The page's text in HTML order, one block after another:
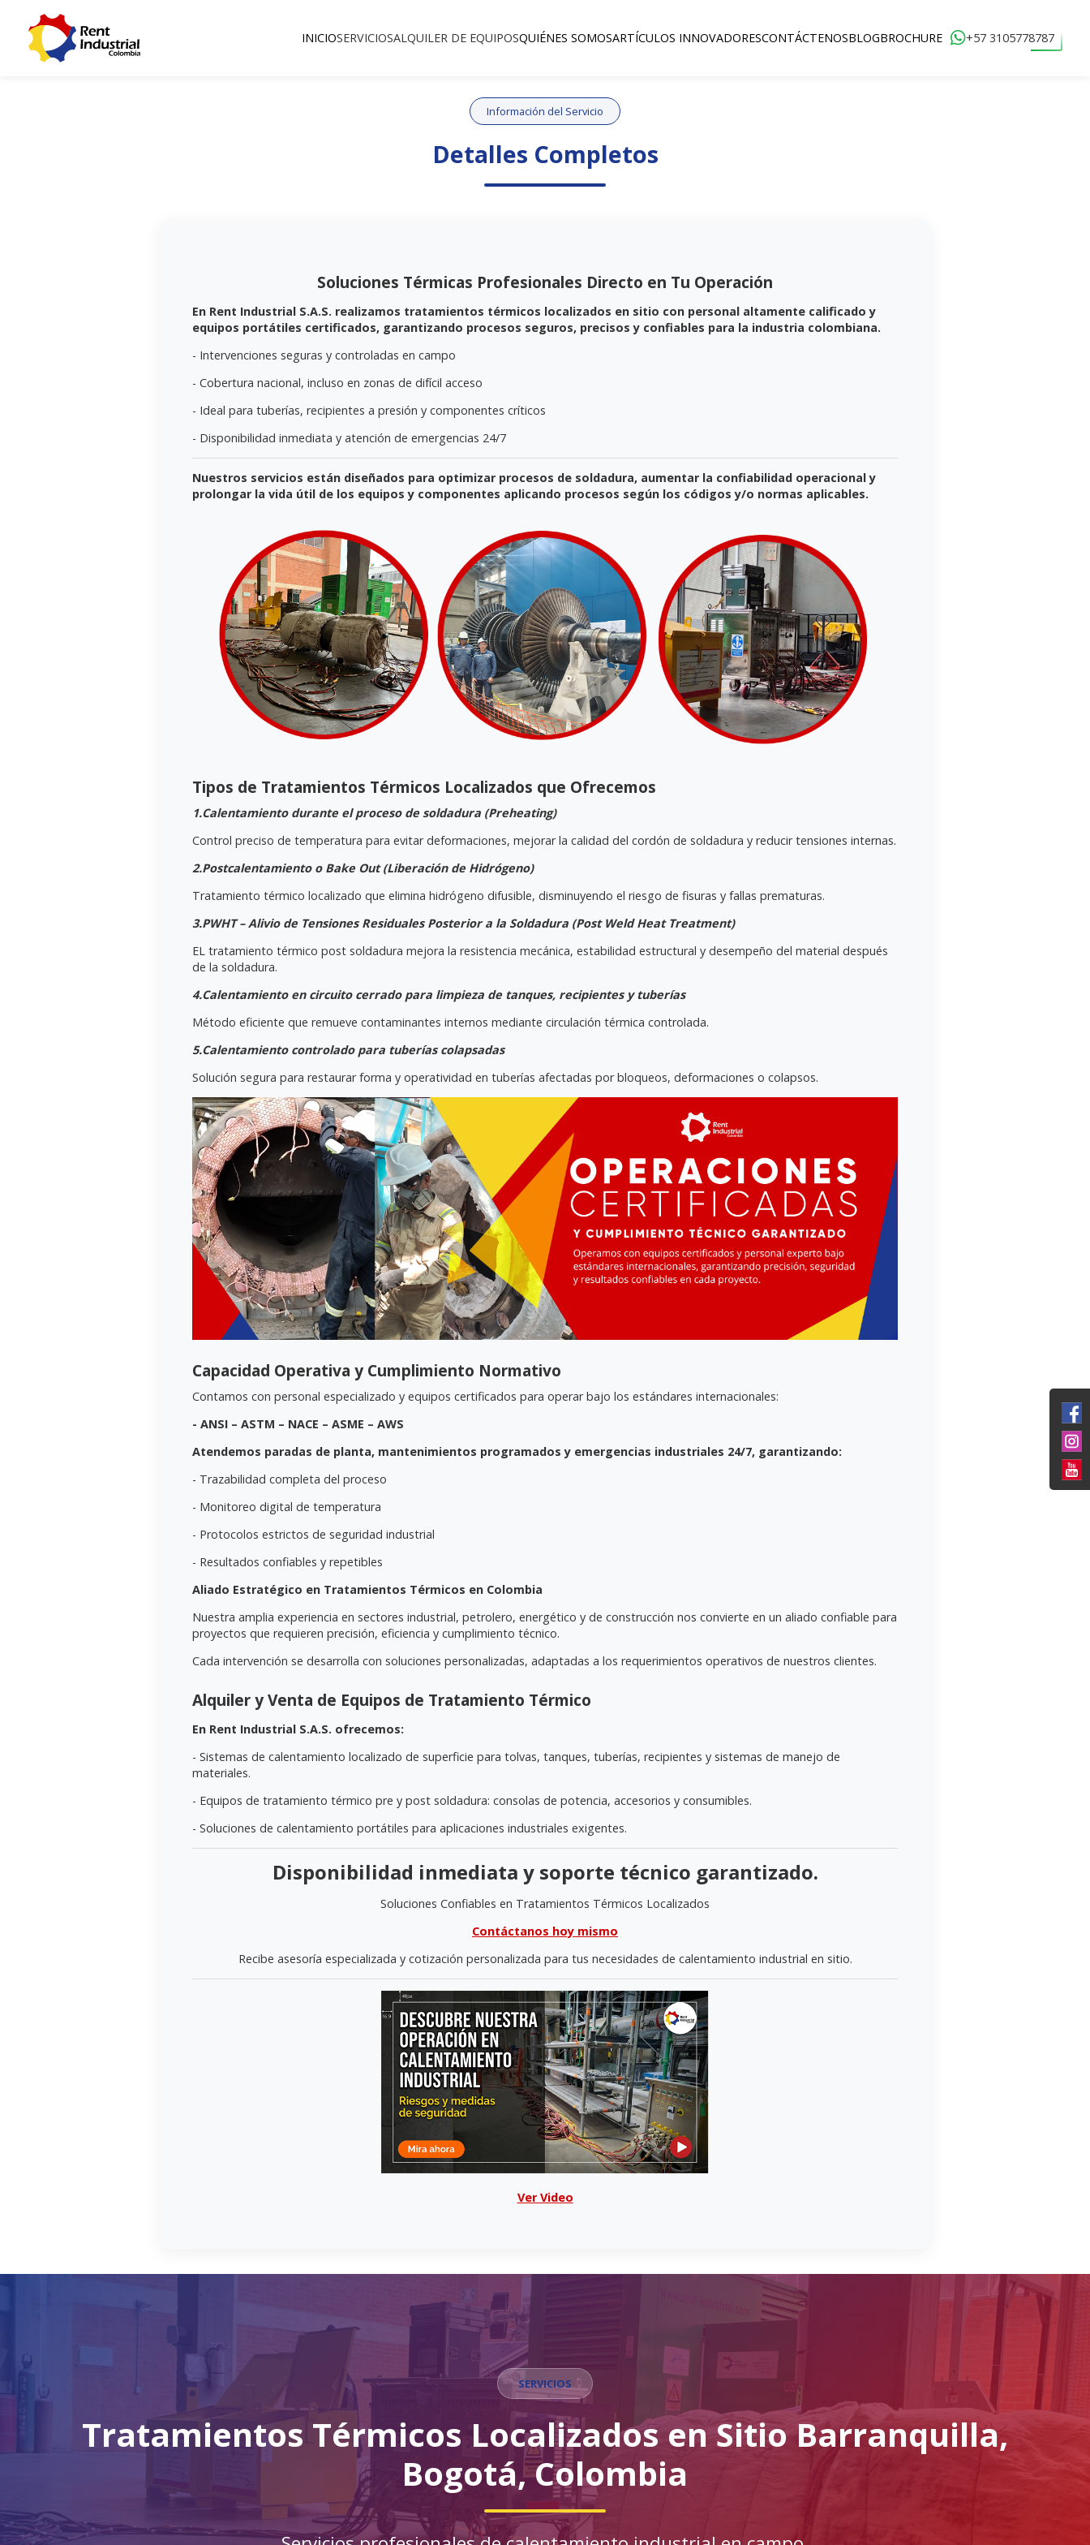
INICIOSERVICIOSALQUILER DE EQUIPOSQUIÉNES SOMOSARTÍCULOS INNOVADORESCONTÁCTENOSBLOGBROCHURE +57 3105778787
Información del Servicio
Detalles Completos
Soluciones Térmicas Profesionales Directo en Tu Operación
En Rent Industrial S.A.S. realizamos tratamientos térmicos localizados en sitio con personal altamente calificado y
equipos portátiles certificados, garantizando procesos seguros, precisos y confiables para la industria colombiana.
- Intervenciones seguras y controladas en campo
- Cobertura nacional, incluso en zonas de difícil acceso
- Ideal para tuberías, recipientes a presión y componentes críticos
- Disponibilidad inmediata y atención de emergencias 24/7
Nuestros servicios están diseñados para optimizar procesos de soldadura, aumentar la confiabilidad operacional y
prolongar la vida útil de los equipos y componentes aplicando procesos según los códigos y/o normas aplicables.
Tipos de Tratamientos Térmicos Localizados que Ofrecemos
1.Calentamiento durante el proceso de soldadura (Preheating)
Control preciso de temperatura para evitar deformaciones, mejorar la calidad del cordón de soldadura y reducir tensiones internas.
2.Postcalentamiento o Bake Out (Liberación de Hidrógeno)
Tratamiento térmico localizado que elimina hidrógeno difusible, disminuyendo el riesgo de fisuras y fallas prematuras.
3.PWHT – Alivio de Tensiones Residuales Posterior a la Soldadura (Post Weld Heat Treatment)
EL tratamiento térmico post soldadura mejora la resistencia mecánica, estabilidad estructural y desempeño del material después
de la soldadura.
4.Calentamiento en circuito cerrado para limpieza de tanques, recipientes y tuberías
Método eficiente que remueve contaminantes internos mediante circulación térmica controlada.
5.Calentamiento controlado para tuberías colapsadas
Solución segura para restaurar forma y operatividad en tuberías afectadas por bloqueos, deformaciones o colapsos.
Capacidad Operativa y Cumplimiento Normativo
Contamos con personal especializado y equipos certificados para operar bajo los estándares internacionales:
- ANSI – ASTM – NACE – ASME – AWS
Atendemos paradas de planta, mantenimientos programados y emergencias industriales 24/7, garantizando:
- Trazabilidad completa del proceso
- Monitoreo digital de temperatura
- Protocolos estrictos de seguridad industrial
- Resultados confiables y repetibles
Aliado Estratégico en Tratamientos Térmicos en Colombia
Nuestra amplia experiencia en sectores industrial, petrolero, energético y de construcción nos convierte en un aliado confiable para
proyectos que requieren precisión, eficiencia y cumplimiento técnico.
Cada intervención se desarrolla con soluciones personalizadas, adaptadas a los requerimientos operativos de nuestros clientes.
Alquiler y Venta de Equipos de Tratamiento Térmico
En Rent Industrial S.A.S. ofrecemos:
- Sistemas de calentamiento localizado de superficie para tolvas, tanques, tuberías, recipientes y sistemas de manejo de
materiales.
- Equipos de tratamiento térmico pre y post soldadura: consolas de potencia, accesorios y consumibles.
- Soluciones de calentamiento portátiles para aplicaciones industriales exigentes.
Disponibilidad inmediata y soporte técnico garantizado.
Soluciones Confiables en Tratamientos Térmicos Localizados
Contáctanos hoy mismo
Recibe asesoría especializada y cotización personalizada para tus necesidades de calentamiento industrial en sitio.
Ver Video
SERVICIOS
Tratamientos Térmicos Localizados en Sitio Barranquilla,
Bogotá, Colombia